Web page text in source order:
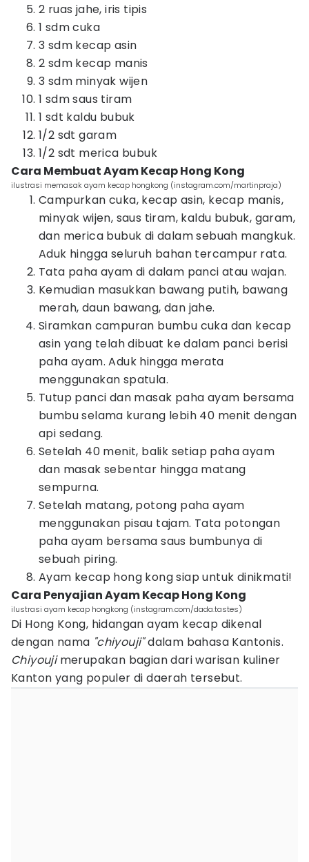
2 ruas jahe, iris tipis
1 sdm cuka
3 sdm kecap asin
2 sdm kecap manis
3 sdm minyak wijen
1 sdm saus tiram
1 sdt kaldu bubuk
1/2 sdt garam
1/2 sdt merica bubuk
Cara Membuat Ayam Kecap Hong Kong
ilustrasi memasak ayam kecap hongkong (instagram.com/martinpraja)
Campurkan cuka, kecap asin, kecap manis,
minyak wijen, saus tiram, kaldu bubuk, garam,
dan merica bubuk di dalam sebuah mangkuk.
Aduk hingga seluruh bahan tercampur rata.
Tata paha ayam di dalam panci atau wajan.
Kemudian masukkan bawang putih, bawang
merah, daun bawang, dan jahe.
Siramkan campuran bumbu cuka dan kecap
asin yang telah dibuat ke dalam panci berisi
paha ayam. Aduk hingga merata
menggunakan spatula.
Tutup panci dan masak paha ayam bersama
bumbu selama kurang lebih 40 menit dengan
api sedang.
Setelah 40 menit, balik setiap paha ayam
dan masak sebentar hingga matang
sempurna.
Setelah matang, potong paha ayam
menggunakan pisau tajam. Tata potongan
paha ayam bersama saus bumbunya di
sebuah piring.
Ayam kecap hong kong siap untuk dinikmati!
Cara Penyajian Ayam Kecap Hong Kong
ilustrasi ayam kecap hongkong (instagram.com/dada.tastes)
Di Hong Kong, hidangan ayam kecap dikenal
dengan nama "chiyouji"dalam bahasa Kantonis.
Chiyoujimerupakan bagian dari warisan kuliner
Kanton yang populer di daerah tersebut.